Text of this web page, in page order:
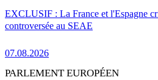
EXCLUSIF : La France et l'Espagne
controversée au SEAE
07.08.2026
PARLEMENT EUROPÉEN